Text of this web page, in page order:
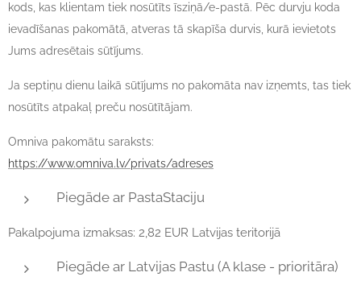
kods, kas klientam tiek nosūtīts īsziņā/e-pastā. Pēc durvju koda
ievadīšanas pakomātā, atveras tā skapīša durvis, kurā ievietots
Jums adresētais sūtījums.
Ja septiņu dienu laikā sūtījums no pakomāta nav izņemts, tas tiek
nosūtīts atpakaļ preču nosūtītājam.
Omniva pakomātu saraksts:
https://www.omniva.lv/privats/adreses
Piegāde ar PastaStaciju
Pakalpojuma izmaksas: 2,82 EUR Latvijas teritorijā
Piegāde ar Latvijas Pastu (A klase - prioritāra)